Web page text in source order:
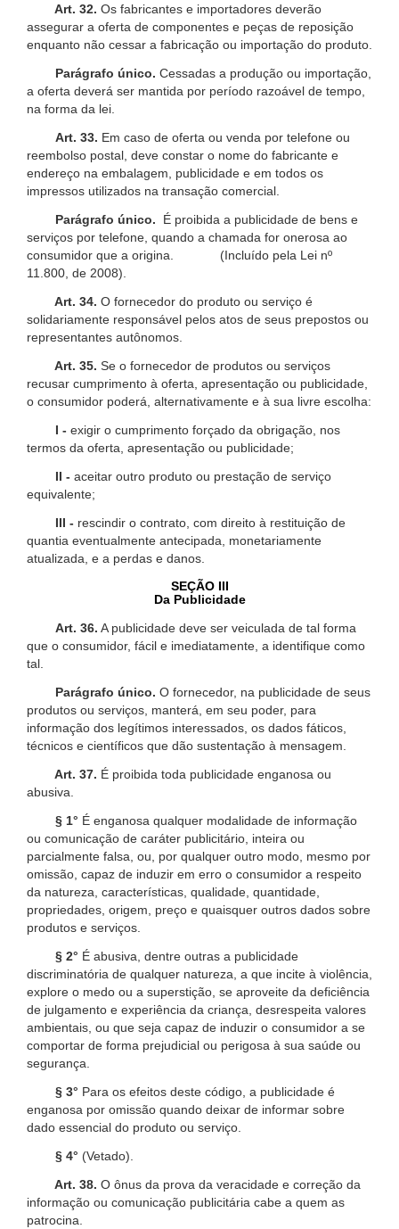
Art. 32. Os fabricantes e importadores deverão
assegurar a oferta de componentes e peças de reposição
enquanto não cessar a fabricação ou importação do produto.
Parágrafo único. Cessadas a produção ou importação,
a oferta deverá ser mantida por período razoável de tempo,
na forma da lei.
Art. 33. Em caso de oferta ou venda por telefone ou
reembolso postal, deve constar o nome do fabricante e
endereço na embalagem, publicidade e em todos os
impressos utilizados na transação comercial.
Parágrafo único.
É proibida a publicidade de bens e
serviços por telefone, quando a chamada for onerosa ao
consumidor que a origina. (Incluído pela Lei nº
11.800, de 2008).
Art. 34. O fornecedor do produto ou serviço é
solidariamente responsável pelos atos de seus prepostos ou
representantes autônomos.
Art. 35. Se o fornecedor de produtos ou serviços
recusar cumprimento à oferta, apresentação ou publicidade,
o consumidor poderá, alternativamente e à sua livre escolha:
I - exigir o cumprimento forçado da obrigação, nos
termos da oferta, apresentação ou publicidade;
II - aceitar outro produto ou prestação de serviço
equivalente;
III - rescindir o contrato, com direito à restituição de
quantia eventualmente antecipada, monetariamente
atualizada, e a perdas e danos.
SEÇÃO III
Da Publicidade
Art. 36. A publicidade deve ser veiculada de tal forma
que o consumidor, fácil e imediatamente, a identifique como
tal.
Parágrafo único. O fornecedor, na publicidade de seus
produtos ou serviços, manterá, em seu poder, para
informação dos legítimos interessados, os dados fáticos,
técnicos e científicos que dão sustentação à mensagem.
Art. 37. É proibida toda publicidade enganosa ou
abusiva.
§ 1° É enganosa qualquer modalidade de informação
ou comunicação de caráter publicitário, inteira ou
parcialmente falsa, ou, por qualquer outro modo, mesmo por
omissão, capaz de induzir em erro o consumidor a respeito
da natureza, características, qualidade, quantidade,
propriedades, origem, preço e quaisquer outros dados sobre
produtos e serviços.
§ 2° É abusiva, dentre outras a publicidade
discriminatória de qualquer natureza, a que incite à violência,
explore o medo ou a superstição, se aproveite da deficiência
de julgamento e experiência da criança, desrespeita valores
ambientais, ou que seja capaz de induzir o consumidor a se
comportar de forma prejudicial ou perigosa à sua saúde ou
segurança.
§ 3° Para os efeitos deste código, a publicidade é
enganosa por omissão quando deixar de informar sobre
dado essencial do produto ou serviço.
§ 4° (Vetado).
Art. 38. O ônus da prova da veracidade e correção da
informação ou comunicação publicitária cabe a quem as
patrocina.